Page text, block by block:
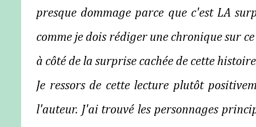
presque dommage parce que c'est LA
comme je dois rédiger une chronique sur
à côté de la surprise cachée de cette
Je ressors de cette lecture plutôt
l'auteur. J'ai trouvé les personnages